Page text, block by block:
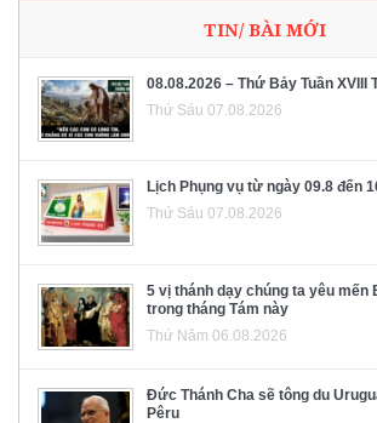
TIN/ BÀI MỚI
08.08.2026 – Thứ Bảy Tuần XVIII
Thứ Sáu 07.08.2026
Lịch Phụng vụ từ ngày 09.8 đến
Thứ Sáu 07.08.2026
5 vị thánh dạy chúng ta yêu mến
trong tháng Tám này
Thứ Năm 06.08.2026
Đức Thánh Cha sẽ tông du
Pêru